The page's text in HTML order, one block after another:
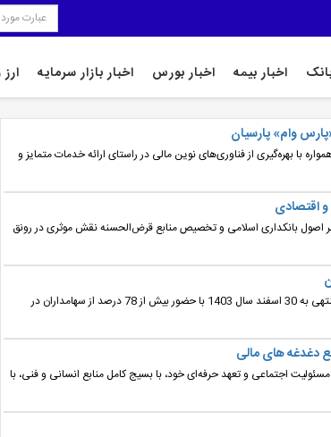
اخبار بیمه اخبار بورس اخبار بازار سرمایه
وام» پارسیان
با بهره‌گیری از فناوری‌های نوین مالی در راستای ارائه خدمات متمایز و
و اقتصادی
بر اصول بانکداری اسلامی و تخصیص منابع قرض‌الحسنه نقش موثری در رونق
نمایه بانک : مجمع عمومی عادی سالانه بانک پارسیان برای سال مالی منتهی به 30‌ اسفند سال 1403 با حضور بیش از 78 درصد از سهامداران در
دغدغه های مالی
با تکیه بر مسئولیت اجتماعی و تعهد حرفه‌ای خود، با بسیج کامل منابع انسانی و فنی، با